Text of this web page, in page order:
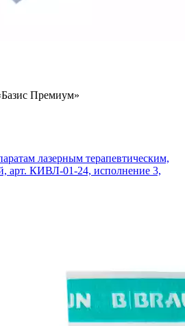
Премиум»
лазерным терапевтическим,
арт. КИВЛ-01-24, исполнение 3,